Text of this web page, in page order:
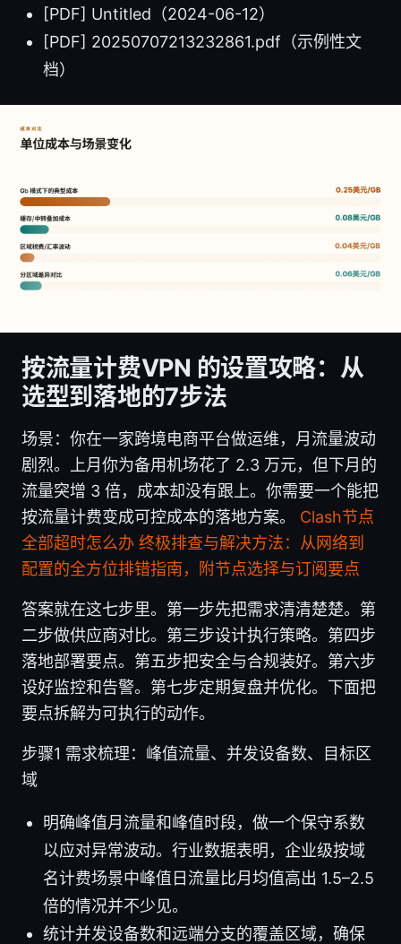
[PDF] Untitled（2024-06-12）
[PDF] 20250707213232861.pdf（示例性文
档）
按流量计费VPN 的设置攻略：从
选型到落地的7步法
场景：你在一家跨境电商平台做运维，月流量波动
剧烈。上月你为备用机场花了 2.3 万元，但下月的
流量突增 3 倍，成本却没有跟上。你需要一个能把
按流量计费变成可控成本的落地方案。 Clash节点
全部超时怎么办 终极排查与解决方法：从网络到
配置的全方位排错指南，附节点选择与订阅要点
答案就在这七步里。第一步先把需求清清楚楚。第
二步做供应商对比。第三步设计执行策略。第四步
落地部署要点。第五步把安全与合规装好。第六步
设好监控和告警。第七步定期复盘并优化。下面把
要点拆解为可执行的动作。
步骤1 需求梳理：峰值流量、并发设备数、目标区
域
明确峰值月流量和峰值时段，做一个保守系数
以应对异常波动。行业数据表明，企业级按域
名计费场景中峰值日流量比月均值高出 1.5–2.5
倍的情况并不少见。
统计并发设备数和远端分支的覆盖区域，确保